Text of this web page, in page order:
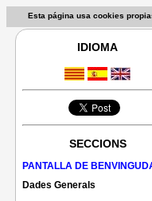
Esta página usa cookies
IDIOMA
SECCIONS
PANTALLA DE
Dades Generals